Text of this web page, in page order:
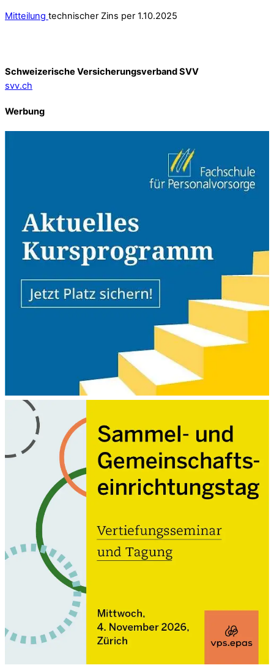
Mitteilung technischer Zins per 1.10.2025
Schweizerische Versicherungsverband SVV
svv.ch
Werbung